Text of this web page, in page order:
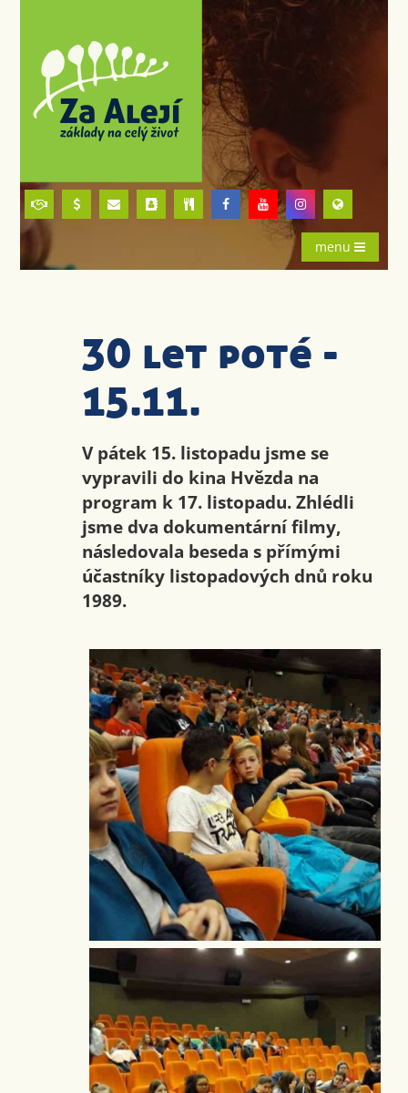
menu
30 let poté -
15.11.
V pátek 15. listopadu jsme se
vypravili do kina Hvězda na
program k 17. listopadu. Zhlédli
jsme dva dokumentární filmy,
následovala beseda s přímými
účastníky listopadových dnů roku
1989.